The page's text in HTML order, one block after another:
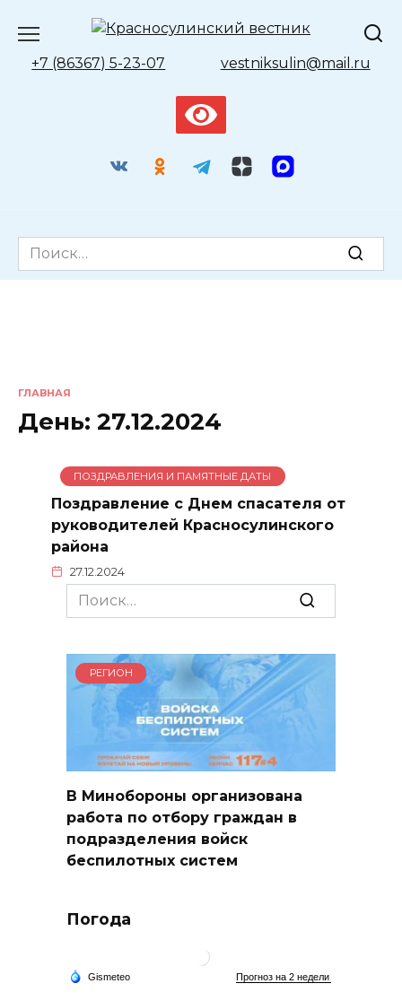
содержанию
+7 (86367) 5-23-07 vestniksulin@mail.ru
Search
for:
ГЛАВНАЯ
День: 27.12.2024
ПОЗДРАВЛЕНИЯ И ПАМЯТНЫЕ ДАТЫ
Поздравление с Днем спасателя от
руководителей Красносулинского
района
27.12.2024
Search
for:
РЕГИОН
В Минобороны организована
работа по отбору граждан в
подразделения войск
беспилотных систем
Погода